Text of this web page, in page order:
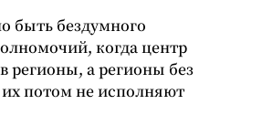
быть бездумного
когда центр
регионы, а регионы без
потом не исполняют